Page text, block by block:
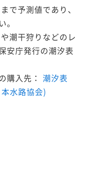
で予測値であり、
潮干狩りなどのレ
安庁発行の潮汐表
購入先：潮汐表
水路協会)